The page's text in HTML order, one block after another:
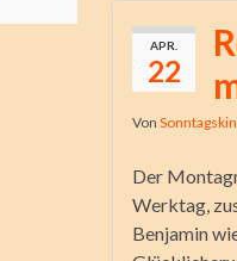
APR.
22
Von
Der
Werktag,
Benjamin